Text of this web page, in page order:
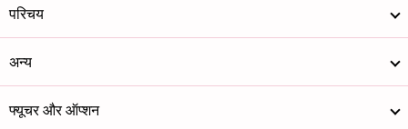
परिचय
अन्य
फ्यूचर और ऑप्शन